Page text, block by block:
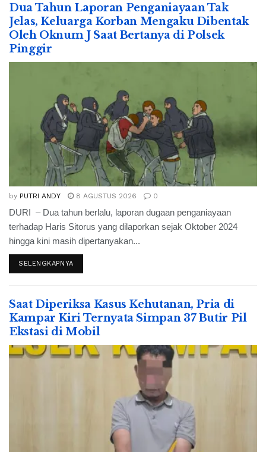
Dua Tahun Laporan Penganiayaan Tak
Jelas, Keluarga Korban Mengaku Dibentak
Oleh Oknum J Saat Bertanya di Polsek
Pinggir
by PUTRI ANDY 8 AGUSTUS 2026 0
DURI – Dua tahun berlalu, laporan dugaan penganiayaan
terhadap Haris Sitorus yang dilaporkan sejak Oktober 2024
hingga kini masih dipertanyakan...
SELENGKAPNYA
Saat Diperiksa Kasus Kehutanan, Pria di
Kampar Kiri Ternyata Simpan 37 Butir Pil
Ekstasi di Mobil